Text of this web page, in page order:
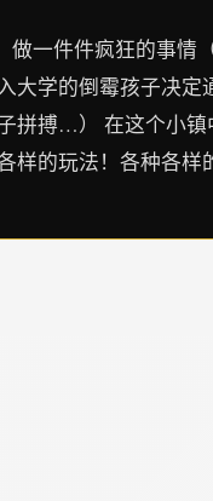
做一件件疯狂的事
大学的倒霉孩子决
拼搏…） 在这个小镇
样的玩法！各种各样